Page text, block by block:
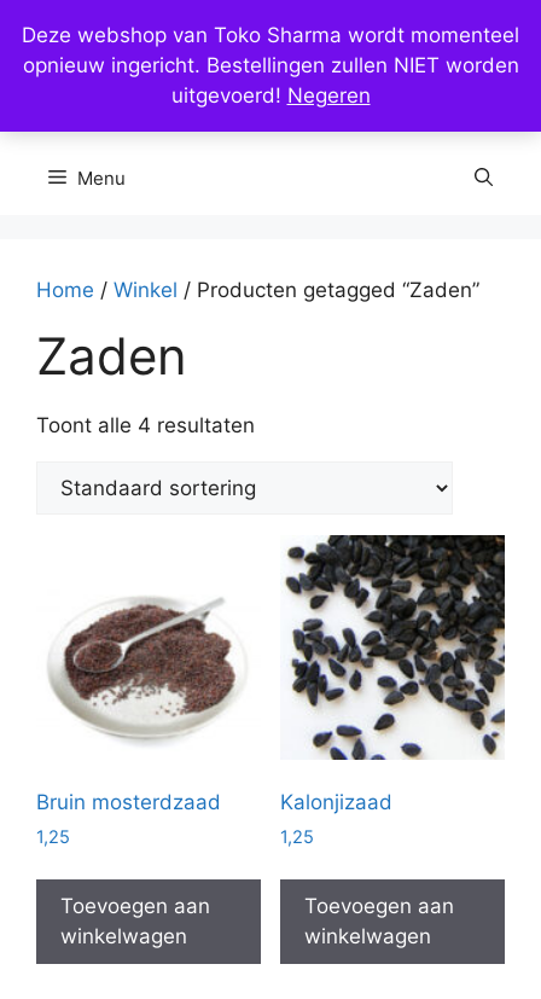
Deze webshop van Toko Sharma wordt momenteel
opnieuw ingericht. Bestellingen zullen NIET worden
uitgevoerd! Negeren
naar
de
Menu
Home / Winkel / Producten getagged “Zaden”
Zaden
Toont alle 4 resultaten
Bruin mosterdzaad
1,25
Toevoegen aan
winkelwagen
Kalonjizaad
1,25
Toevoegen aan
winkelwagen